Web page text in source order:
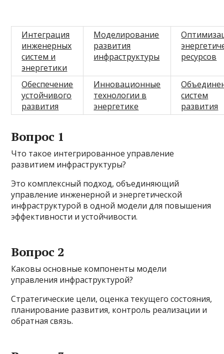
Интеграция
инженерных
систем и
энергетики
Моделирование
развития
инфраструктуры
ресурсов
Обеспечение
устойчивого
развития
Инновационные
технологии в
энергетике
систем
развития
Вопрос 1
Что такое интегрированное управление
развитием инфраструктуры?
Это комплексный подход, объединяющий
управление инженерной и энергетической
инфраструктурой в одной модели для повышения
эффективности и устойчивости.
Вопрос 2
Каковы основные компоненты модели
управления инфраструктурой?
Стратегические цели, оценка текущего состояния,
планирование развития, контроль реализации и
обратная связь.